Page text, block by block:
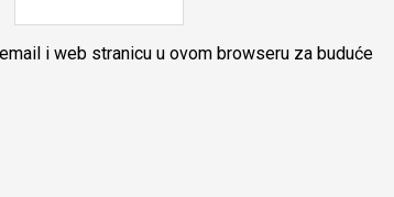
i web stranicu u ovom browseru za buduće